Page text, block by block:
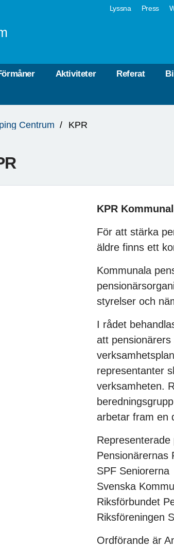
Lyssna Press
Aktiviteter Referat
Centrum KPR
KPR
För att stärka
äldre finns ett
Kommunala
styrelser och
I rådet
att
representanter
verksamheten.
arbetar fram en
Pensionärernas
SPF Seniorerna
Svenska
Riksförbundet
Riksföreningen
Ordförande är